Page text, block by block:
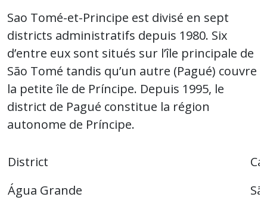
Sao Tomé-et-Principe est divisé en sept
districts administratifs depuis 1980. Six
d’entre eux sont situés sur l’île principale de
São Tomé tandis qu’un autre (Pagué) couvre
la petite île de Príncipe. Depuis 1995, le
district de Pagué constitue la région
autonome de Príncipe.
District
Água Grande